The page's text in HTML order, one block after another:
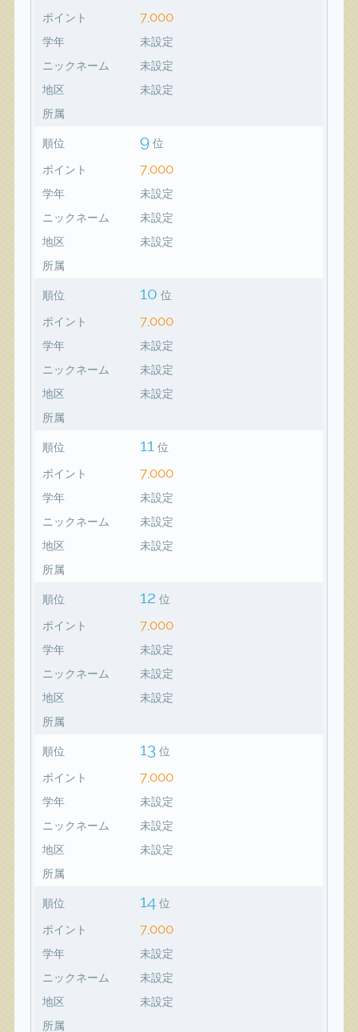
ポイント 7,000
学年
未設定
ニックネーム
未設定
地区
未設定
所属
順位 9 位
ポイント 7,000
学年
未設定
ニックネーム
未設定
地区
未設定
所属
順位 10 位
ポイント 7,000
学年
未設定
ニックネーム
未設定
地区
未設定
所属
順位 11 位
ポイント 7,000
学年
未設定
ニックネーム
未設定
地区
未設定
所属
順位 12 位
ポイント 7,000
学年
未設定
ニックネーム
未設定
地区
未設定
所属
順位 13 位
ポイント 7,000
学年
未設定
ニックネーム
未設定
地区
未設定
所属
順位 14 位
ポイント 7,000
学年
未設定
ニックネーム
未設定
地区
未設定
所属